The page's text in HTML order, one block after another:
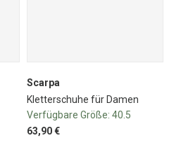
Scarpa
Kletterschuhe für Damen
Verfügbare Größe: 40.5
63,90 €